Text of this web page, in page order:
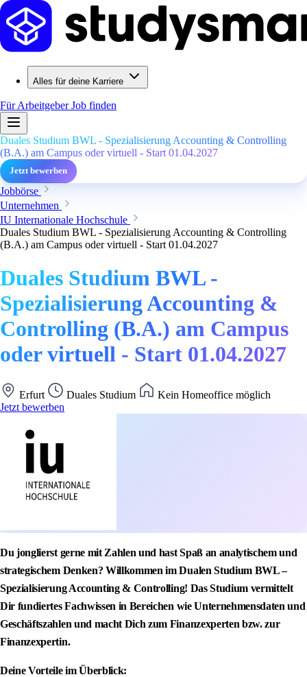
Alles für deine Karriere
Für ArbeitgeberJob finden
Duales Studium BWL - Spezialisierung Accounting & Controlling
(B.A.) am Campus oder virtuell - Start 01.04.2027
Jetzt bewerben
Jobbörse
Unternehmen
IU Internationale Hochschule
Duales Studium BWL - Spezialisierung Accounting & Controlling
(B.A.) am Campus oder virtuell - Start 01.04.2027
Duales Studium BWL -
Spezialisierung Accounting &
Controlling (B.A.) am Campus
oder virtuell - Start 01.04.2027
Erfurt Duales Studium
Kein Homeoffice möglich
Jetzt bewerben
Du jonglierst gerne mit Zahlen und hast Spaß an analytischem und
strategischem Denken? Willkommen im Dualen Studium BWL –
Spezialisierung Accounting & Controlling! Das Studium vermittelt
Dir fundiertes Fachwissen in Bereichen wie Unternehmensdaten und
Geschäftszahlen und macht Dich zum Finanzexperten bzw. zur
Finanzexpertin.
Deine Vorteile im Überblick: